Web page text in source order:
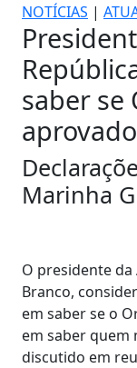
NOTÍCIAS |
saber se
aprovado
Marinha
O presidente da
Branco,
em saber se o
em saber quem
discutido em